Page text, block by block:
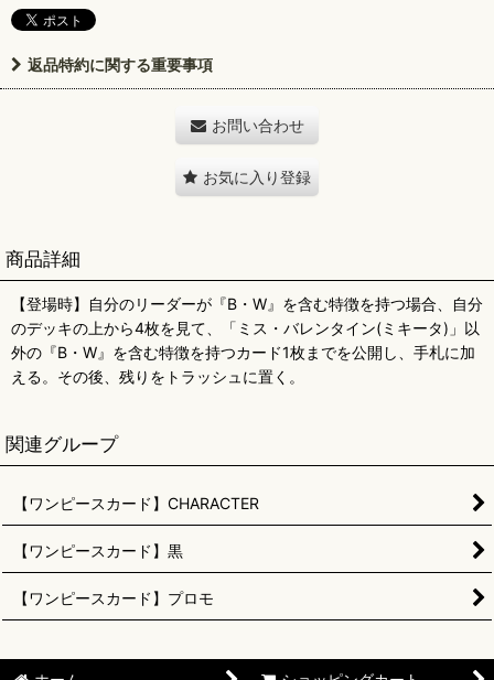
返品特約に関する重要事項
お問い合わせ
お気に入り登録
商品詳細
【登場時】自分のリーダーが『B・W』を含む特徴を持つ場合、自分
のデッキの上から4枚を見て、「ミス・バレンタイン(ミキータ)」以
外の『B・W』を含む特徴を持つカード1枚までを公開し、手札に加
える。その後、残りをトラッシュに置く。
関連グループ
【ワンピースカード】CHARACTER
【ワンピースカード】黒
【ワンピースカード】プロモ